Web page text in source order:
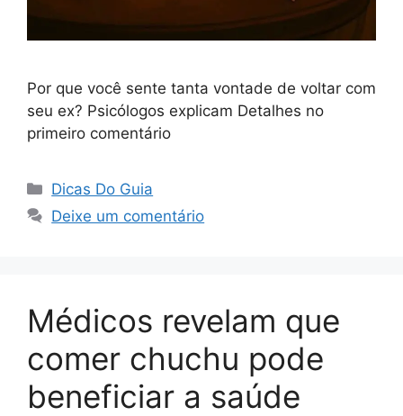
Por que você sente tanta vontade de voltar com
seu ex? Psicólogos explicam Detalhes no
primeiro comentário
Categorias
Dicas Do Guia
Deixe um comentário
Médicos revelam que
comer chuchu pode
beneficiar a saúde